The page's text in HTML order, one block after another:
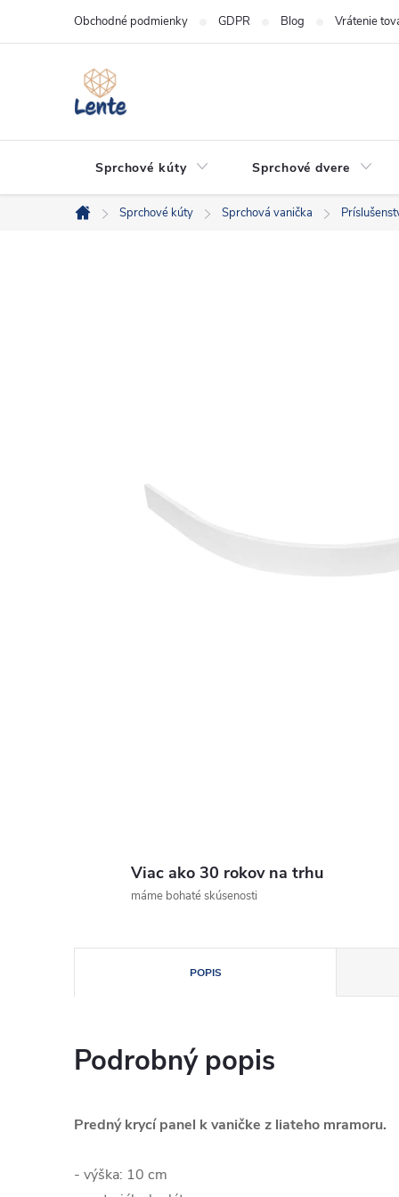
Obchodné podmienky GDPR Blog Vrátenie
Sprchové kúty Sprchové dvere
Domov
Sprchové kúty Sprchová vanička
Viac ako 30 rokov na trhu
máme bohaté skúsenosti
POPIS
Podrobný popis
Predný krycí panel k vaničke z liateho mramoru.
- výška: 10 cm